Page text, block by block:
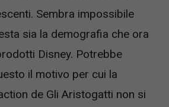
Sembra impossibile
sia la demografia che ora
Disney. Potrebbe
il motivo per cui la
de Gli Aristogatti non si